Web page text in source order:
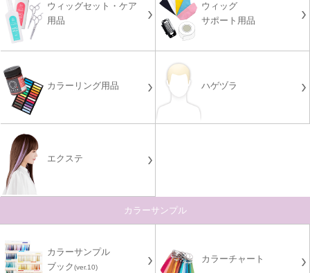
ウィッグセット・ケア
用品
ウィッグ
サポート用品
カラーリング用品 ハゲヅラ
エクステ
カラーサンプル
カラーサンプル
ブック(ver.10)
カラーチャート